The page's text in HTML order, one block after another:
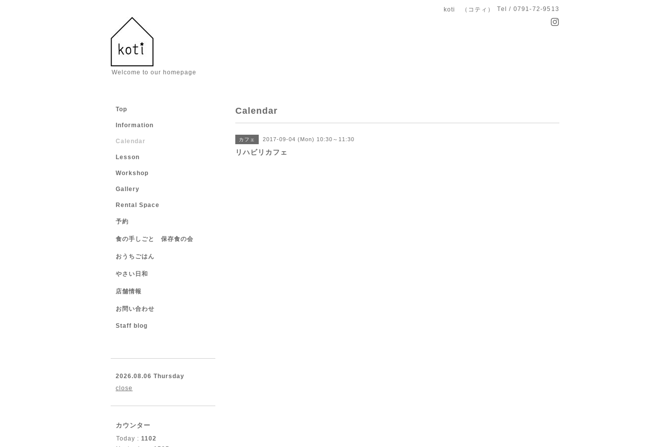
koti （コティ） Tel / 0791-72-9513
Welcome to our homepage
Calendar
カフェ 2017-09-04 (Mon) 10:30～11:30
リハビリカフェ
Top
Information
Calendar
Lesson
Workshop
Gallery
Rental Space
予約
食の手しごと 保存食の会
おうちごはん
やさい日和
店舗情報
お問い合わせ
Staff blog
2026.08.06 Thursday
close
カウンター
Today : 1102